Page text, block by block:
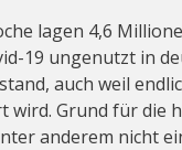
lagen 4,6
19 ungenutzt in
auch weil
wird. Grund für die
anderem nicht